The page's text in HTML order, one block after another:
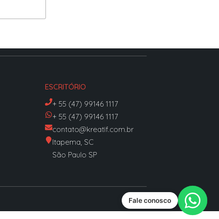
ESCRITÓRIO
+ 55 (47) 99146 1117
+ 55 (47) 99146 1117
contato@kreatif.com.br
Itapema, SC
São Paulo SP
Fale conosco